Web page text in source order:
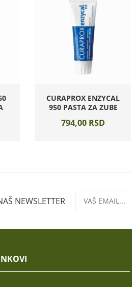
CURAPROX ENZYCAL
950 PASTA ZA ZUBE
794,00 RSD
NEWSLETTER